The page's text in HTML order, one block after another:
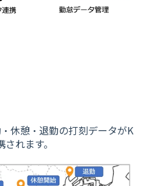
休憩・退勤の打刻データがK
れます。